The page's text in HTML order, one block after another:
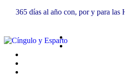
365 días al año con, por y para las